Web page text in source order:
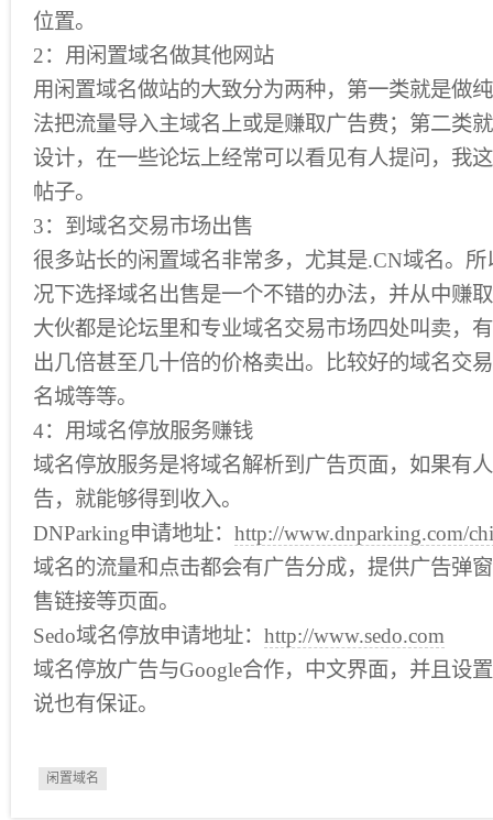
位置。
2：用闲置域名做其他网站
用闲置域名做站的大致分为两种，第一类就是做
法把流量导入主域名上或是赚取广告费；第二类
设计，在一些论坛上经常可以看见有人提问，我
帖子。
3：到域名交易市场出售
很多站长的闲置域名非常多，尤其是.CN域名。
况下选择域名出售是一个不错的办法，并从中赚
大伙都是论坛里和专业域名交易市场四处叫卖，
出几倍甚至几十倍的价格卖出。比较好的域名交
名城等等。
4：用域名停放服务赚钱
域名停放服务是将域名解析到广告页面，如果有
告，就能够得到收入。
DNParking申请地址： http://www.dnparking.com/
域名的流量和点击都会有广告分成，提供广告弹
售链接等页面。
Sedo域名停放申请地址： http://www.sedo.com
域名停放广告与Google合作，中文界面，并且设
说也有保证。
闲置域名